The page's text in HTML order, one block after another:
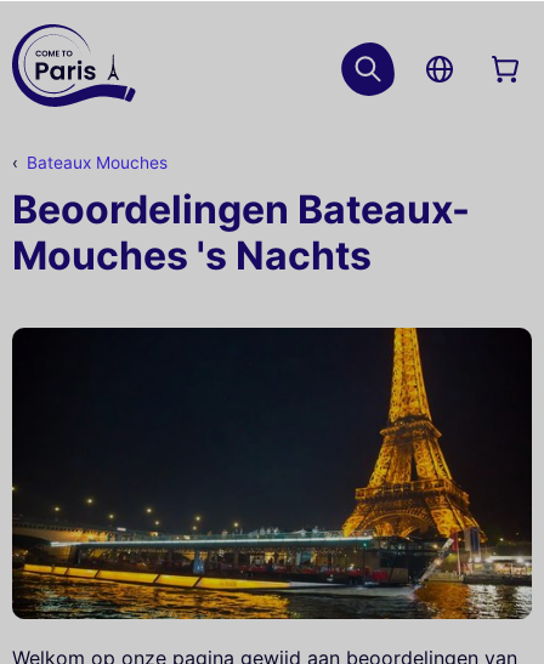
Bateaux Mouches
Beoordelingen Bateaux-
Mouches 's Nachts
Welkom op onze pagina gewijd aan beoordelingen van